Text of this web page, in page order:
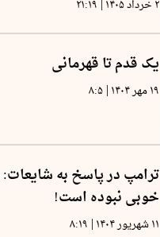
۲ خرداد ۱۴۰۵ | ۲۱:۱۹
یک قدم تا قهرمانی
۱۹ مهر ۱۴۰۴ | ۸:۵
ترامپ در پاسخ به
خوبی نبوده است!
۱۱ شهریور ۱۴۰۴ | ۸:۱۹